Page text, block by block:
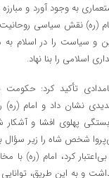
به وجود آورد و
(ره) نقش سیاسی روحانیت
و سیاست را در اسلام به
اسلامی را بنا نهاد.
تأکید کرد:
نشان داد و امام (ره)
پهلوی افشا و
شخص شاه را زیر سؤال
بی‌اعتبار کرد، امام (ره)
و به این طریق، توانایی